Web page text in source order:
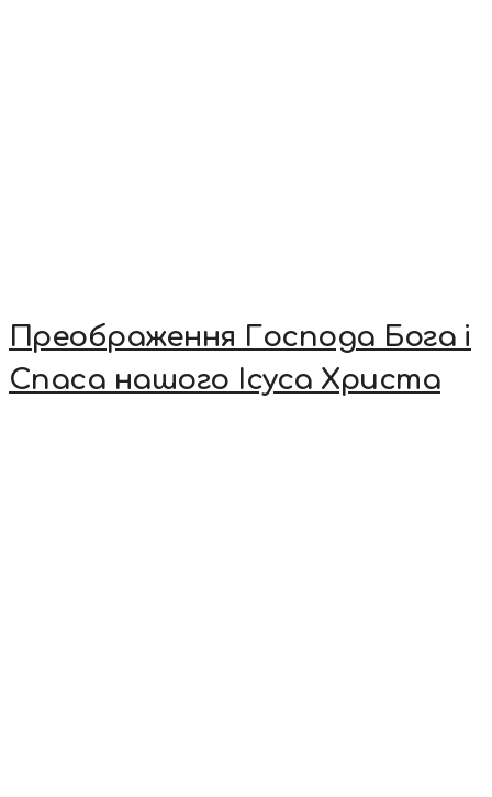
Преображення Господа Бога і
Спаса нашого Ісуса Христа